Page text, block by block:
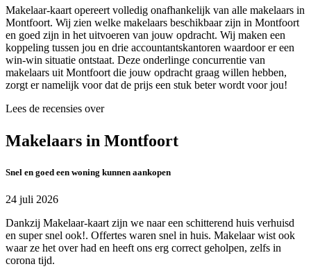
Makelaar-kaart opereert volledig onafhankelijk van alle makelaars in
Montfoort. Wij zien welke makelaars beschikbaar zijn in Montfoort
en goed zijn in het uitvoeren van jouw opdracht. Wij maken een
koppeling tussen jou en drie accountantskantoren waardoor er een
win-win situatie ontstaat. Deze onderlinge concurrentie van
makelaars uit Montfoort die jouw opdracht graag willen hebben,
zorgt er namelijk voor dat de prijs een stuk beter wordt voor jou!
Lees de recensies over
Makelaars in Montfoort
Snel en goed een woning kunnen aankopen
24 juli 2026
Dankzij Makelaar-kaart zijn we naar een schitterend huis verhuisd
en super snel ook!. Offertes waren snel in huis. Makelaar wist ook
waar ze het over had en heeft ons erg correct geholpen, zelfs in
corona tijd.